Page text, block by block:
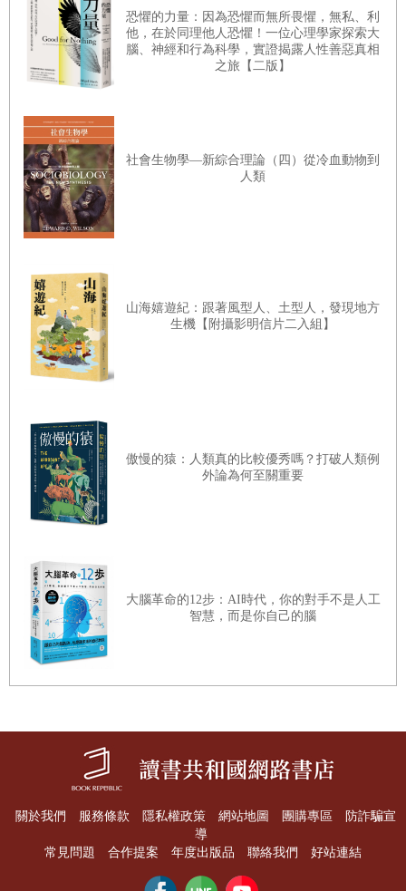
在十七世紀，不同的人持有不同的世界觀，我們該如何挑選
我們的主角和他們的信念？例如，某些「自然哲學家」主張
理論化，同時也有某些學者力倡蒐集事實和實驗，相對來說
訓練就與植物學非常不同。另外，天文學該如何研究、什麼
才是天文學家該有的信念，也往往有不同看法；被稱為「真
科學」的天文學和化學，與被稱為「偽科學」的占星學與煉
金術之間的爭議極多；不同實作者對於「自然研究」的範
疇，也有相當不同的理解。這真的一點都不誇張。在這些爭
見得完全能對應現代早期或十七世紀所指涉的科學範疇。歷
史學家對於哪些實作才是科學革命的「核心」有不同看法；
而當時的參與者對於何種實作生產出的是純正的知識，哪些
已經經過徹底改造，也多有爭論。
更根本的判斷標準是，我們應該理解到十七世紀的「大部分
人」──甚至是大部分受過教育的人──並不相信專業實作者
所相信的，也不認為解釋世界的方式發生了劃時代的革命。
如果有人寫了一本完整論述十七世紀自然思想的歷史，卻一
科學革命這個概念至少表現出「我們」對自己祖先的興趣，
這裡「我們」是指的是二十世紀晚期的科學家，他們認為自
己所相信的，就是自然的真理；而這樣的關注足以成為我們
我們也沒有必要因為這樣就放棄瞭解人類如何從過去走到現
在、誰是我們的祖先、我們與過去有什麼樣的連結。在這層
意義下，針對十七世紀科學革命的歷史寫作可以詮釋這些轉
變──當然，絕對不是直接或簡化地──這些轉變形成當代的
某些特色，又因為某些特別的目的，我們也對這些特色感到
恐懼的力量：因為恐懼而無所畏懼，無私、利
他，在於同理他人恐懼！一位心理學家探索大
腦、神經和行為科學，實證揭露人性善惡真相
之旅【二版】
社會生物學—新綜合理論（四）從冷血動物到
人類
山海嬉遊紀：跟著風型人、土型人，發現地方
生機【附攝影明信片二入組】
傲慢的猿：人類真的比較優秀嗎？打破人類例
外論為何至關重要
大腦革命的12步：AI時代，你的對手不是人工
智慧，而是你自己的腦
關於我們 服務條款 隱私權政策 網站地圖 團購專區
防詐騙宣
導
常見問題
合作提案 年度出版品 聯絡我們 好站連結